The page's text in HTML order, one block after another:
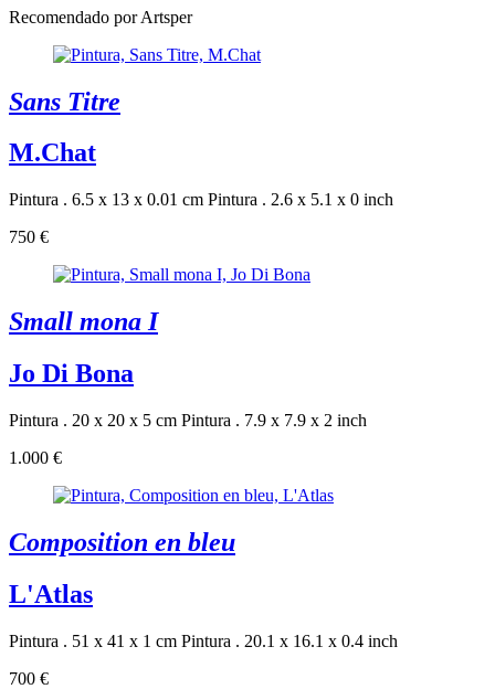
Recomendado por Artsper
Sans Titre
M.Chat
Pintura . 6.5 x 13 x 0.01 cm Pintura . 2.6 x 5.1 x 0 inch
750 €
Small mona I
Jo Di Bona
Pintura . 20 x 20 x 5 cm Pintura . 7.9 x 7.9 x 2 inch
1.000 €
Composition en bleu
L'Atlas
Pintura . 51 x 41 x 1 cm Pintura . 20.1 x 16.1 x 0.4 inch
700 €